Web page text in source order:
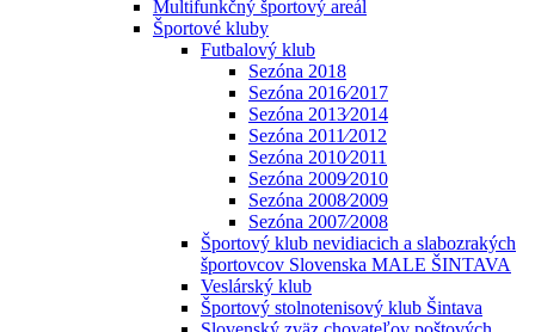
Multifunkčný športový areál
Športové kluby
Futbalový klub
Sezóna 2018
Sezóna 2016⁄2017
Sezóna 2013⁄2014
Sezóna 2011⁄2012
Sezóna 2010⁄2011
Sezóna 2009⁄2010
Sezóna 2008⁄2009
Sezóna 2007⁄2008
Športový klub nevidiacich a slabozrakých
športovcov Slovenska MALE ŠINTAVA
Veslárský klub
Športový stolnotenisový klub Šintava